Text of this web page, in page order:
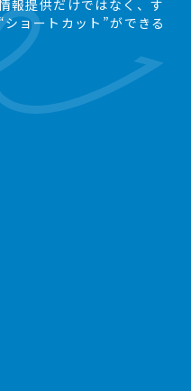
報提供だけではなく、 す
ョートカット”ができる